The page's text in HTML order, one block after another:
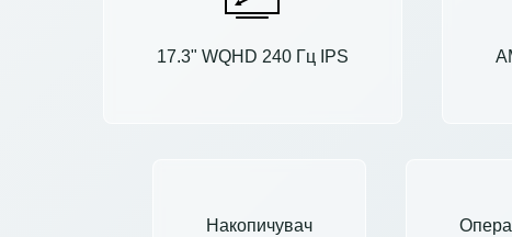
17.3" WQHD 240 Гц IPS
Накопичувач